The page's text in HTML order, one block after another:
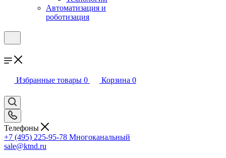
Автоматизация и
роботизация
Избранные товары 0 Корзина 0
Телефоны
+7 (495) 225-95-78 Многоканальный
sale@ktnd.ru